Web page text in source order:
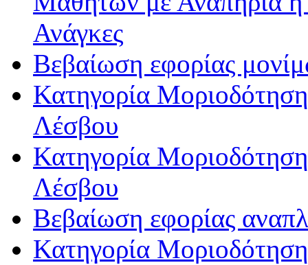
Ανάγκες
Βεβαίωση εφορίας
Κατηγορία
Λέσβου
Κατηγορία
Λέσβου
Βεβαίωση εφορίας
Κατηγορία